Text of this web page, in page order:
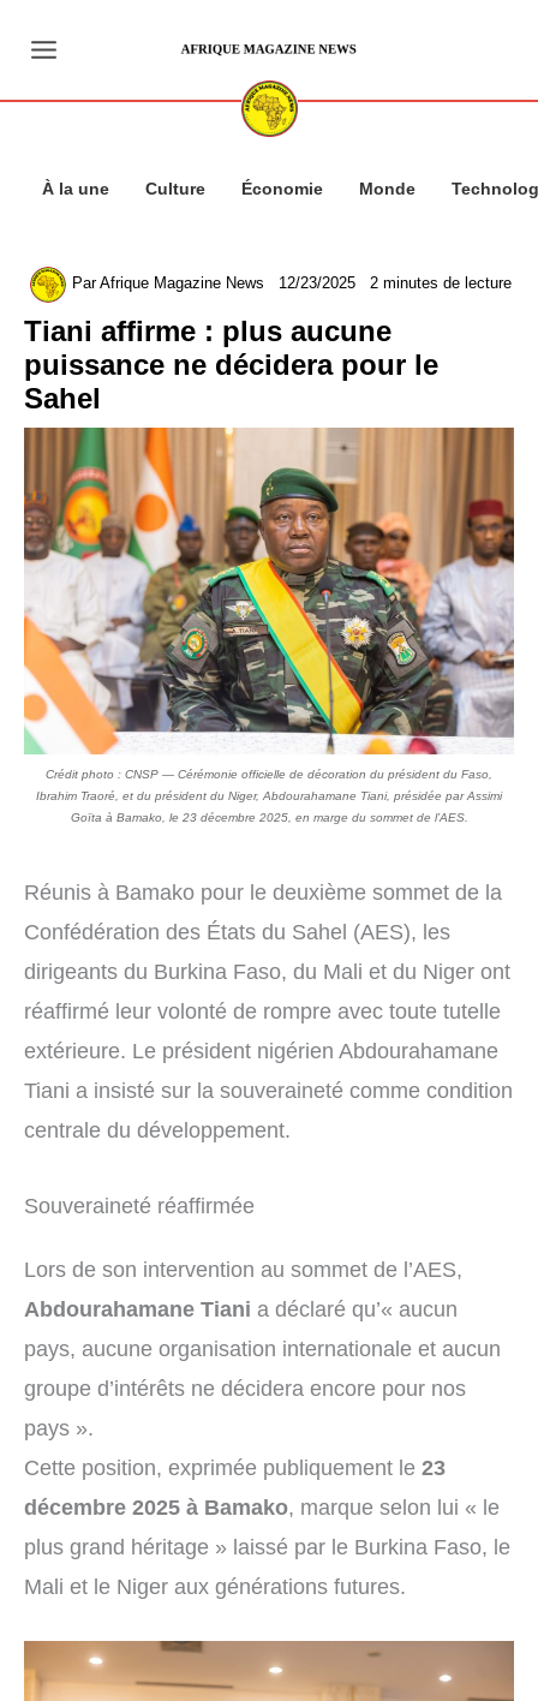
contenu
À la une Culture Économie Monde
ParAfrique Magazine News 12/23/2025 2 minutes de lecture
Tiani affirme : plus aucune
puissance ne décidera pour le
Sahel
Crédit photo : CNSP — Cérémonie officielle de décoration du président du Faso,
Ibrahim Traoré, et du président du Niger, Abdourahamane Tiani, présidée par Assimi
Goïta à Bamako, le 23 décembre 2025, en marge du sommet de l’AES.
Réunis à Bamako pour le deuxième sommet de la
Confédération des États du Sahel (AES), les
dirigeants du Burkina Faso, du Mali et du Niger ont
réaffirmé leur volonté de rompre avec toute tutelle
extérieure. Le président nigérien Abdourahamane
Tiani a insisté sur la souveraineté comme condition
centrale du développement.
Souveraineté réaffirmée
Lors de son intervention au sommet de l’AES,
Abdourahamane Tiani a déclaré qu’« aucun
pays, aucune organisation internationale et aucun
groupe d’intérêts ne décidera encore pour nos
pays ».
Cette position, exprimée publiquement le 23
décembre 2025 à Bamako, marque selon lui « le
plus grand héritage » laissé par le Burkina Faso, le
Mali et le Niger aux générations futures.